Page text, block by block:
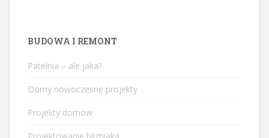
BUDOWA I REMONT
Patelnia – ale jaka?
Domy nowoczesne projekty
Projekty domow
Projektowanie blizniaka